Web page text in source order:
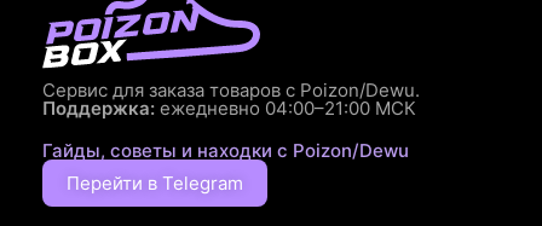
Сервис для заказа товаров с Poizon/Dewu.
Поддержка: ежедневно 04:00–21:00 МСК
Гайды, советы и находки с Poizon/Dewu
Перейти в Telegram